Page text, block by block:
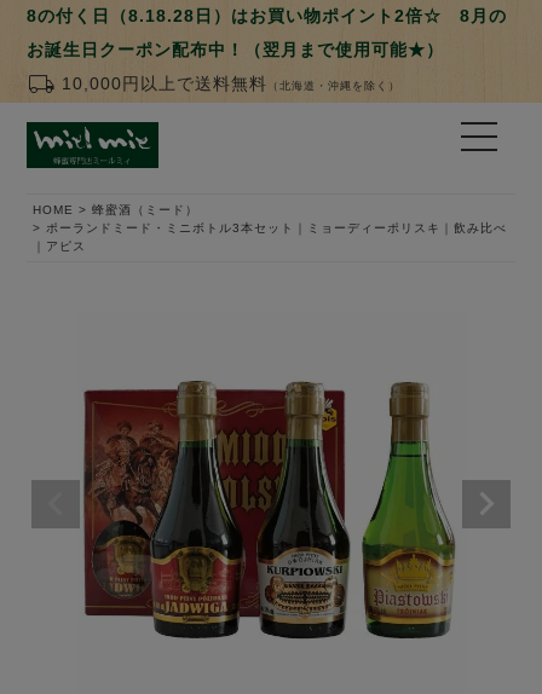
8の付く日（8.18.28日）はお買い物ポイント2倍☆ 8月の
お誕生日クーポン配布中！（翌月まで使用可能★）
local_shipping 10,000円以上で送料無料 （北海道・沖縄を除く）
HOME
蜂蜜酒（ミード）
ポーランドミード・ミニボトル3本セット｜ミョーディーポリスキ｜飲み比べ
｜アピス